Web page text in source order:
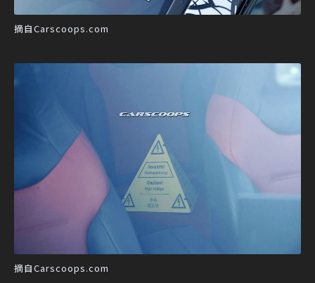
摘自Carscoops.com
摘自Carscoops.com